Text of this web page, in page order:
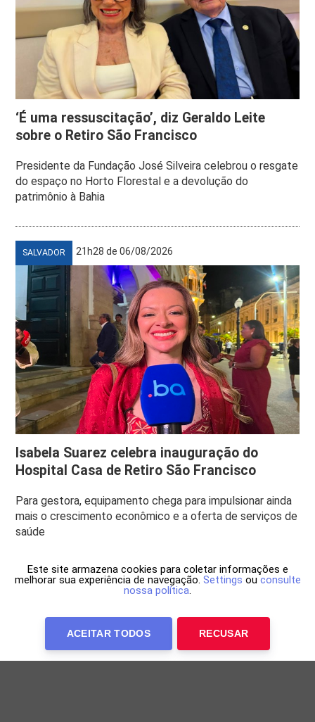
‘É uma ressuscitação’, diz Geraldo Leite
sobre o Retiro São Francisco
Presidente da Fundação José Silveira celebrou o resgate
do espaço no Horto Florestal e a devolução do
patrimônio à Bahia
SALVADOR 21h28 de 06/08/2026
Isabela Suarez celebra inauguração do
Hospital Casa de Retiro São Francisco
Para gestora, equipamento chega para impulsionar ainda
mais o crescimento econômico e a oferta de serviços de
saúde
Este site armazena cookies para coletar informações e
melhorar sua experiência de navegação. Settings ou consulte
nossa política.
ACEITAR TODOS RECUSAR